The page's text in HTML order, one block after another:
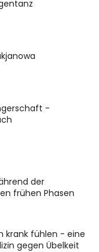
-
der
frühen Phasen
krank fühlen - eine
gegen Übelkeit